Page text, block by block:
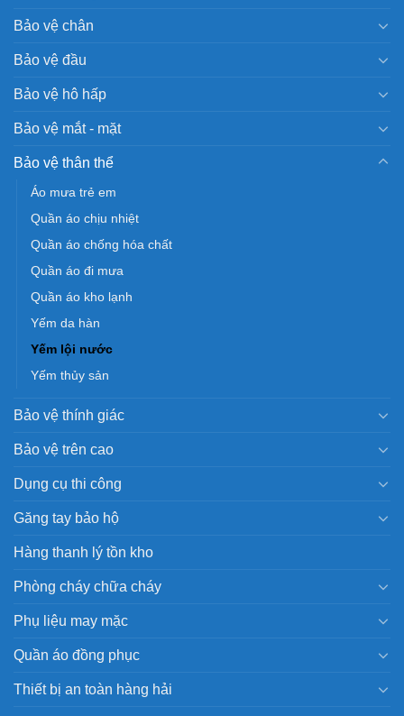
Bảo vệ chân
Bảo vệ đầu
Bảo vệ hô hấp
Bảo vệ mắt - mặt
Bảo vệ thân thể
Áo mưa trẻ em
Quần áo chịu nhiệt
Quần áo chống hóa chất
Quần áo đi mưa
Quần áo kho lạnh
Yếm da hàn
Yếm lội nước
Yếm thủy sản
Bảo vệ thính giác
Bảo vệ trên cao
Dụng cụ thi công
Găng tay bảo hộ
Hàng thanh lý tồn kho
Phòng cháy chữa cháy
Phụ liệu may mặc
Quần áo đồng phục
Thiết bị an toàn hàng hải